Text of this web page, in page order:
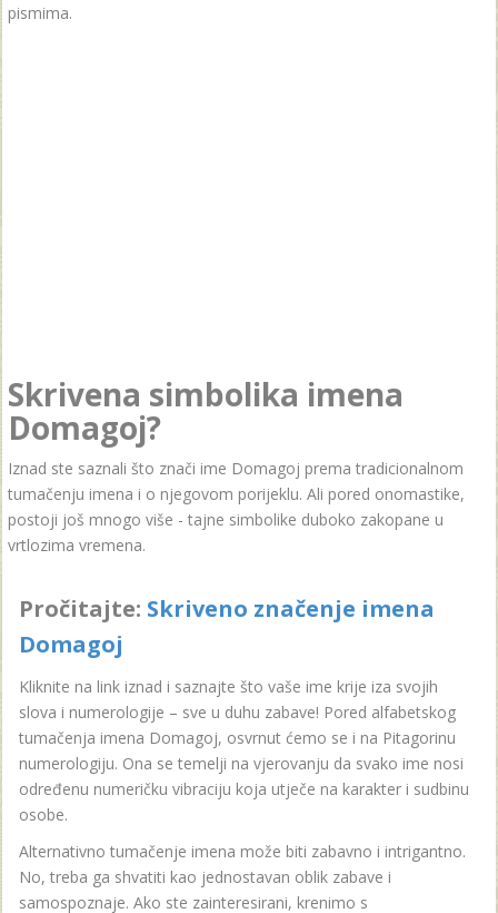
pismima.
Skrivena simbolika imena
Domagoj?
Iznad ste saznali što znači ime Domagoj prema tradicionalnom
tumačenju imena i o njegovom porijeklu. Ali pored onomastike,
postoji još mnogo više - tajne simbolike duboko zakopane u
vrtlozima vremena.
Pročitajte: Skriveno značenje imena
Domagoj
Kliknite na link iznad i saznajte što vaše ime krije iza svojih
slova i numerologije – sve u duhu zabave! Pored alfabetskog
tumačenja imena Domagoj, osvrnut ćemo se i na Pitagorinu
numerologiju. Ona se temelji na vjerovanju da svako ime nosi
određenu numeričku vibraciju koja utječe na karakter i sudbinu
osobe.
Alternativno tumačenje imena može biti zabavno i intrigantno.
No, treba ga shvatiti kao jednostavan oblik zabave i
samospoznaje. Ako ste zainteresirani, krenimo s